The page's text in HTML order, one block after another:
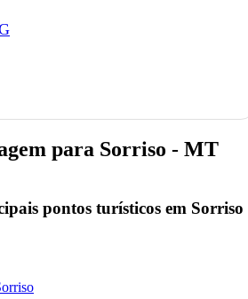
para Sorriso - MT
pontos turísticos em Sorriso